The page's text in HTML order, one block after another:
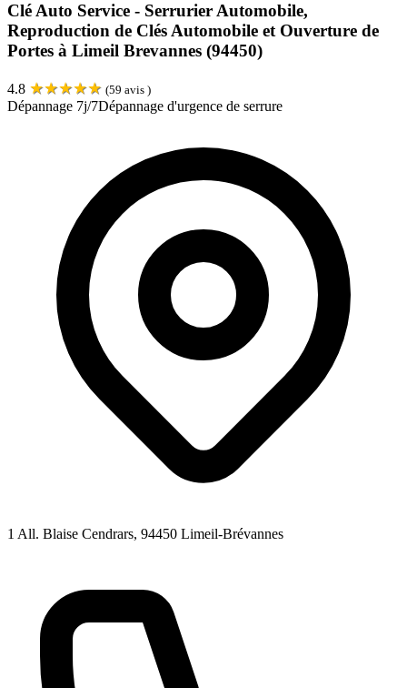
Clé Auto Service - Serrurier Automobile,
Reproduction de Clés Automobile et Ouverture de
Portes à Limeil Brevannes (94450)
4.8 ★★★★★ (59 avis )
Dépannage 7j/7Dépannage d'urgence de serrure
1 All. Blaise Cendrars, 94450 Limeil-Brévannes